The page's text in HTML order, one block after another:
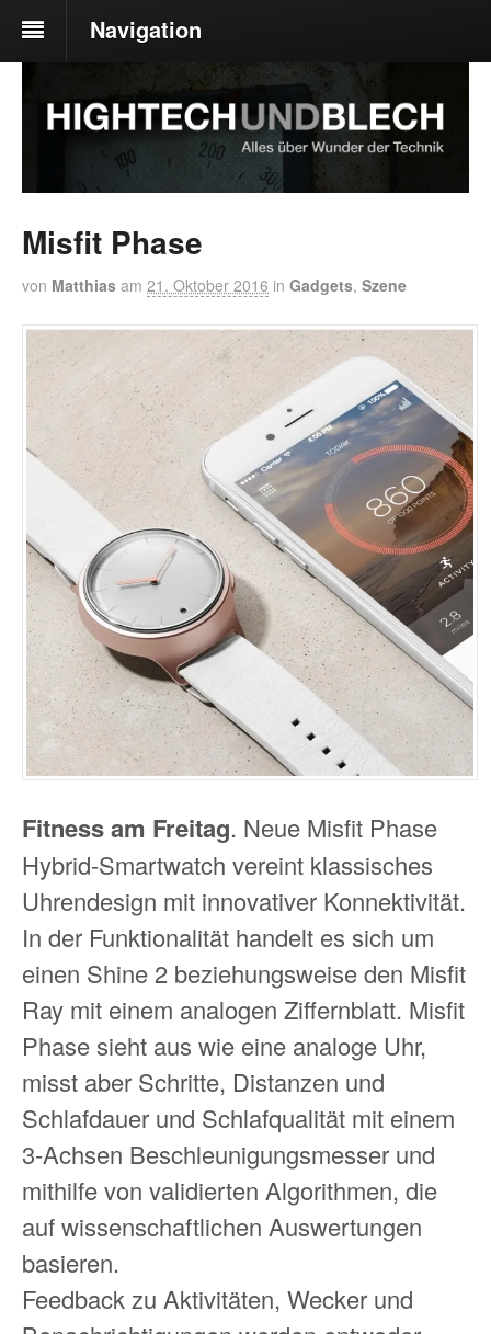
Navigation
Misfit Phase
von Matthias am 21. Oktober 2016 in Gadgets, Szene
Fitness am Freitag. Neue Misfit Phase
Hybrid-Smartwatch vereint klassisches
Uhrendesign mit innovativer Konnektivität.
In der Funktionalität handelt es sich um
einen Shine 2 beziehungsweise den Misfit
Ray mit einem analogen Ziffernblatt. Misfit
Phase sieht aus wie eine analoge Uhr,
misst aber Schritte, Distanzen und
Schlafdauer und Schlafqualität mit einem
3-Achsen Beschleunigungsmesser und
mithilfe von validierten Algorithmen, die
auf wissenschaftlichen Auswertungen
basieren.
Feedback zu Aktivitäten, Wecker und